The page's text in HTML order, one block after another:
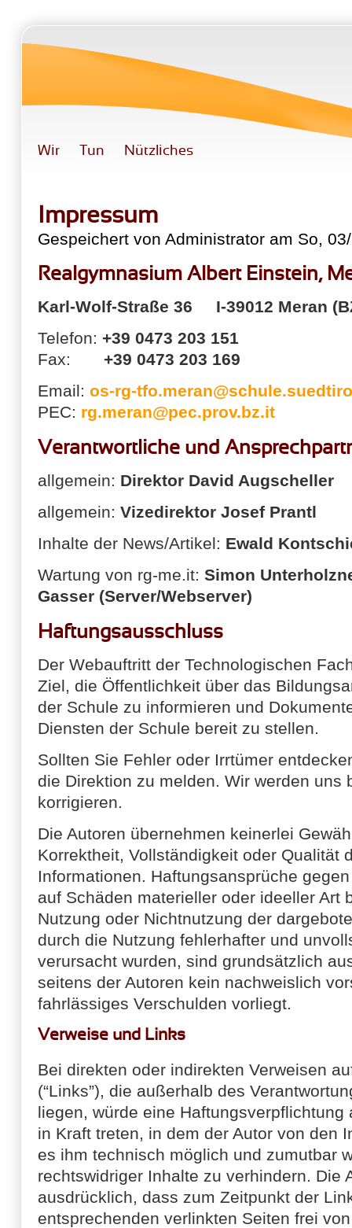
Wir Tun Nützliches
Impressum
Gespeichert von Administrator am So,
Realgymnasium Albert Einstein,
Karl-Wolf-Straße 36 I-39012 Meran
Telefon: +39 0473 203 151
Fax: +39 0473 203 169
Email: os-rg-
PEC: rg.meran@pec.prov.bz.it
Verantwortliche und
allgemein: Direktor David Augscheller
allgemein: Vizedirektor Josef Prantl
Inhalte der News/Artikel: Ewald
Wartung von rg-me.it: Simon
Gasser (Server/Webserver)
Haftungsausschluss
Der Webauftritt der Technologischen
Ziel, die Öffentlichkeit über das
der Schule zu informieren und
Diensten der Schule bereit zu stellen.
Sollten Sie Fehler oder Irrtümer
die Direktion zu melden. Wir werden uns
korrigieren.
Die Autoren übernehmen keinerlei
Korrektheit, Vollständigkeit oder Qualität
Informationen. Haftungsansprüche
auf Schäden materieller oder ideeller Art
Nutzung oder Nichtnutzung der
durch die Nutzung fehlerhafter und
verursacht wurden, sind grundsätzlich
seitens der Autoren kein nachweislich
fahrlässiges Verschulden vorliegt.
Verweise und Links
Bei direkten oder indirekten Verweisen
(“Links”), die außerhalb des
liegen, würde eine
in Kraft treten, in dem der Autor von den
es ihm technisch möglich und zumutbar
rechtswidriger Inhalte zu verhindern. Die
ausdrücklich, dass zum Zeitpunkt der
entsprechenden verlinkten Seiten frei